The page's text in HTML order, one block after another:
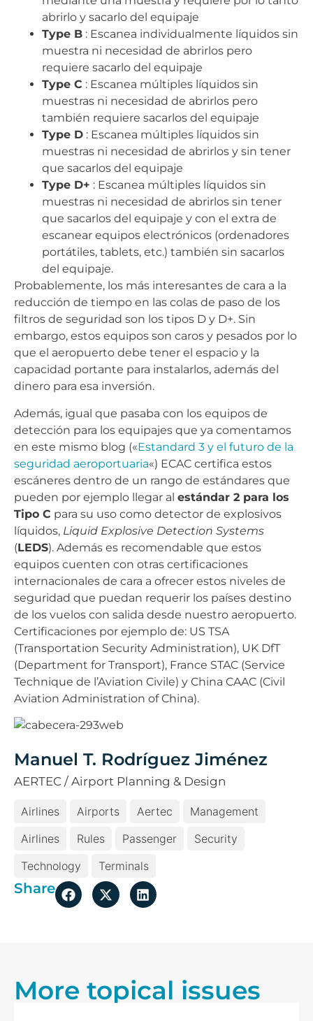
abrirlo y sacarlo del equipaje
Type B : Escanea individualmente líquidos sin
muestra ni necesidad de abrirlos pero
requiere sacarlo del equipaje
Type C : Escanea múltiples líquidos sin
muestras ni necesidad de abrirlos pero
también requiere sacarlos del equipaje
Type D : Escanea múltiples líquidos sin
muestras ni necesidad de abrirlos y sin tener
que sacarlos del equipaje
Type D+ : Escanea múltiples líquidos sin
muestras ni necesidad de abrirlos sin tener
que sacarlos del equipaje y con el extra de
escanear equipos electrónicos (ordenadores
portátiles, tablets, etc.) también sin sacarlos
del equipaje.
Probablemente, los más interesantes de cara a la
reducción de tiempo en las colas de paso de los
filtros de seguridad son los tipos D y D+. Sin
embargo, estos equipos son caros y pesados por lo
que el aeropuerto debe tener el espacio y la
capacidad portante para instalarlos, además del
dinero para esa inversión.
Además, igual que pasaba con los equipos de
detección para los equipajes que ya comentamos
en este mismo blog («Estandard 3 y el futuro de la
seguridad aeroportuaria«) ECAC certifica estos
escáneres dentro de un rango de estándares que
pueden por ejemplo llegar al estándar 2 para los
Tipo C para su uso como detector de explosivos
líquidos, Liquid Explosive Detection Systems
(LEDS). Además es recomendable que estos
equipos cuenten con otras certificaciones
internacionales de cara a ofrecer estos niveles de
seguridad que puedan requerir los países destino
de los vuelos con salida desde nuestro aeropuerto.
Certificaciones por ejemplo de: US TSA
(Transportation Security Administration), UK DfT
(Department for Transport), France STAC (Service
Technique de l’Aviation Civile) y China CAAC (Civil
Aviation Administration of China).
Manuel T. Rodríguez Jiménez
AERTEC / Airport Planning & Design
Airlines Airports Aertec
Management
Airlines
Rules Passenger
Security
Technology
Terminals
Share
More topical issues